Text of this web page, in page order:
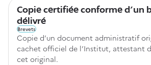
Copie certifiée conforme d'un
délivré
Brevets
Copie d’un document administratif
cachet officiel de l’Institut, attestant
cet original.